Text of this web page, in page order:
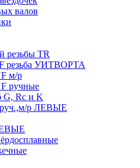
валов
резьбы TR
резьба УИТВОРТА
м/р
ручные
G, Rc и K
руч.,м/р ЛЕВЫЕ